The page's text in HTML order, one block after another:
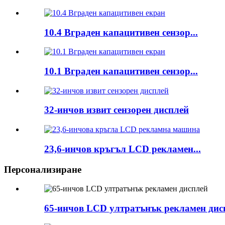
10.4 Вграден капацитивен сензор...
10.1 Вграден капацитивен сензор...
32-инчов извит сензорен дисплей
23,6-инчов кръгъл LCD рекламен...
Персонализиране
65-инчов LCD ултратънък рекламен